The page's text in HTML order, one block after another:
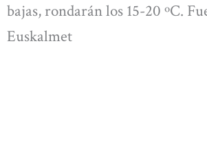
bajas, rondarán los 15-20 ºC.
Euskalmet